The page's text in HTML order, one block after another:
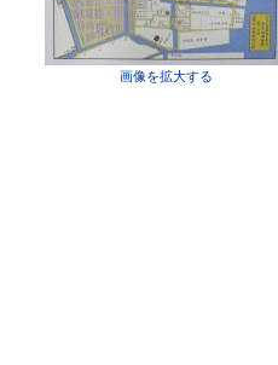
画像を拡大する